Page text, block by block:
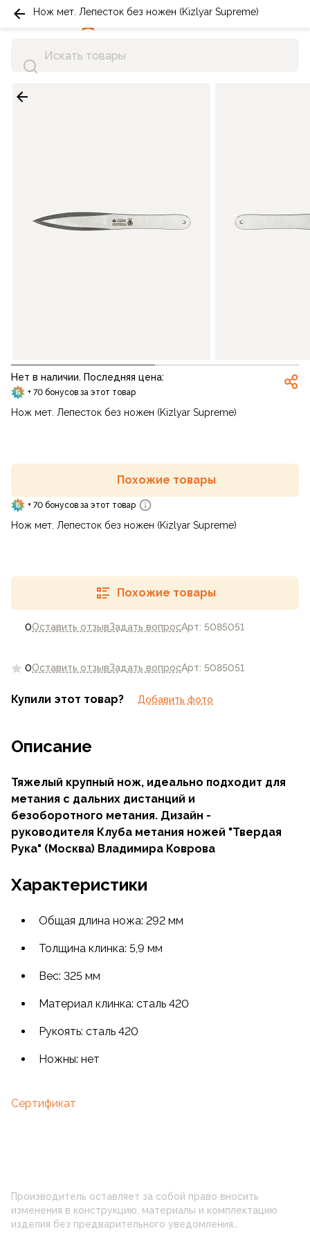
0
Нет в наличии. Последняя цена:
+ 70 бонусов за этот товар
Нож мет. Лепесток без ножен (Kizlyar Supreme)
0Оставить отзывЗадать вопросАрт: 5085051
Похожие товары
+ 70 бонусов за этот товар
Нож мет. Лепесток без ножен (Kizlyar Supreme)
0Оставить отзывЗадать вопросАрт: 5085051
Похожие товары
Купили этот товар? Добавить фото
Описание
Тяжелый крупный нож, идеально подходит для
метания с дальних дистанций и
безоборотного метания. Дизайн -
руководителя Клуба метания ножей "Твердая
Рука" (Москва) Владимира Коврова
Характеристики
Общая длина ножа: 292 мм
Толщина клинка: 5,9 мм
Вес: 325 мм
Материал клинка: сталь 420
Рукоять: сталь 420
Ножны: нет
Сертификат
Производитель оставляет за собой право вносить
изменения в конструкцию, материалы и комплектацию
изделия без предварительного уведомления
Нож мет. Лепесток без ножен (Kizlyar Supreme)